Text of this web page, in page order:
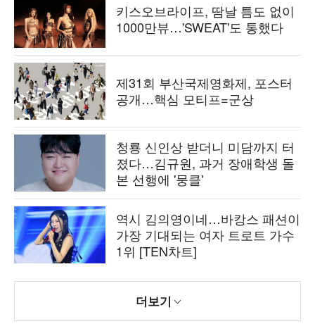
키스오브라이프, 땀날 틈도 없이
1000만뷰…'SWEAT'도 통했다
제31회 부산국제영화제, 포스터
공개…핵심 모티프=군상
청룡 신인상 받더니 미담까지 터
졌다…김규원, 과거 장애학생 돌
본 선행에 '뭉클'
역시 김의영이네…바캉스 패션이
가장 기대되는 여자 트로트 가수
1위 [TEN차트]
더보기